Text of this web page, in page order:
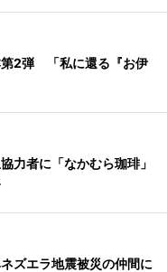
第2弾 「私に還る『お伊
力者に「なかむら珈琲」
ズエラ地震被災の仲間に